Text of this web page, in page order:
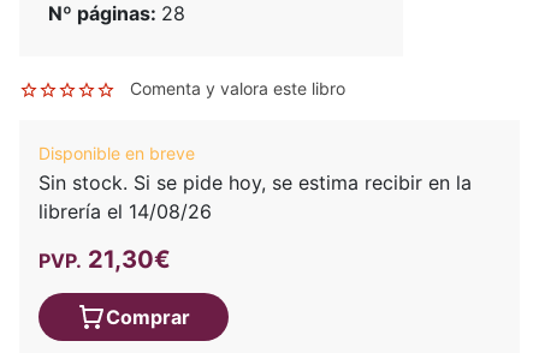
Nº páginas: 28
Comenta y valora este libro
Disponible en breve
Sin stock. Si se pide hoy, se estima recibir en la
librería el 14/08/26
PVP. 21,30€
Comprar